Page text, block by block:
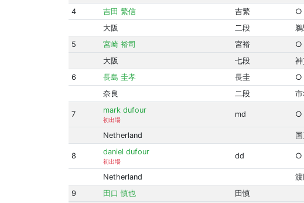
4
吉田 繁信 吉繁 ○
大阪
二段
5
宮崎 裕司 宮裕 ○
大阪
七段
6
長島 圭孝 長圭 ○
奈良
二段
7 mark dufour
初出場
md ○
Netherland
8 daniel dufour
初出場
dd ○
Netherland
9
田口 慎也 田慎